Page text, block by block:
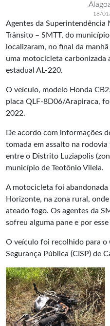
18/
Agentes da Superintendência
Trânsito – SMTT, do
localizaram, no final da
uma motocicleta carbonizada
estadual AL-220.
O veículo, modelo Honda
placa QLF-8D06/Arapiraca,
2022.
De acordo com informações
tomada em assalto na
entre o Distrito Luziapolis
município de Teotônio Vilela.
A motocicleta foi
Horizonte, na zona rural,
ateado fogo. Os agentes da
sofreu alguma pane e por
O veículo foi recolhido para o
Segurança Pública (CISP) de